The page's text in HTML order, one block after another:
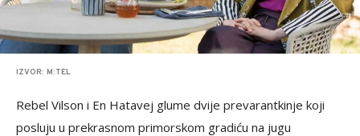
IZVOR: M:TEL
Rebel Vilson i En Hatavej glume dvije prevarantkinje koji
posluju u prekrasnom primorskom gradiću na jugu